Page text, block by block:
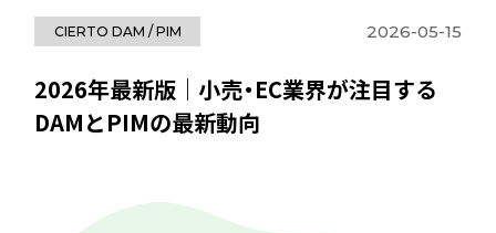
CIERTO DAM / PIM 2026-05-15
2026年最新版｜小売・EC業界が注目する
DAMとPIMの最新動向